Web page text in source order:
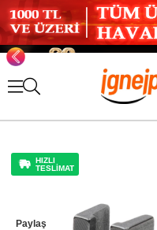
HIZLI
TESLİMAT
Paylaş